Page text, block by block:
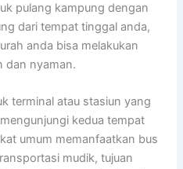
pulang kampung dengan
dari tempat tinggal anda,
anda bisa melakukan
dan nyaman.
terminal atau stasiun yang
kedua tempat
umum memanfaatkan bus
mudik, tujuan